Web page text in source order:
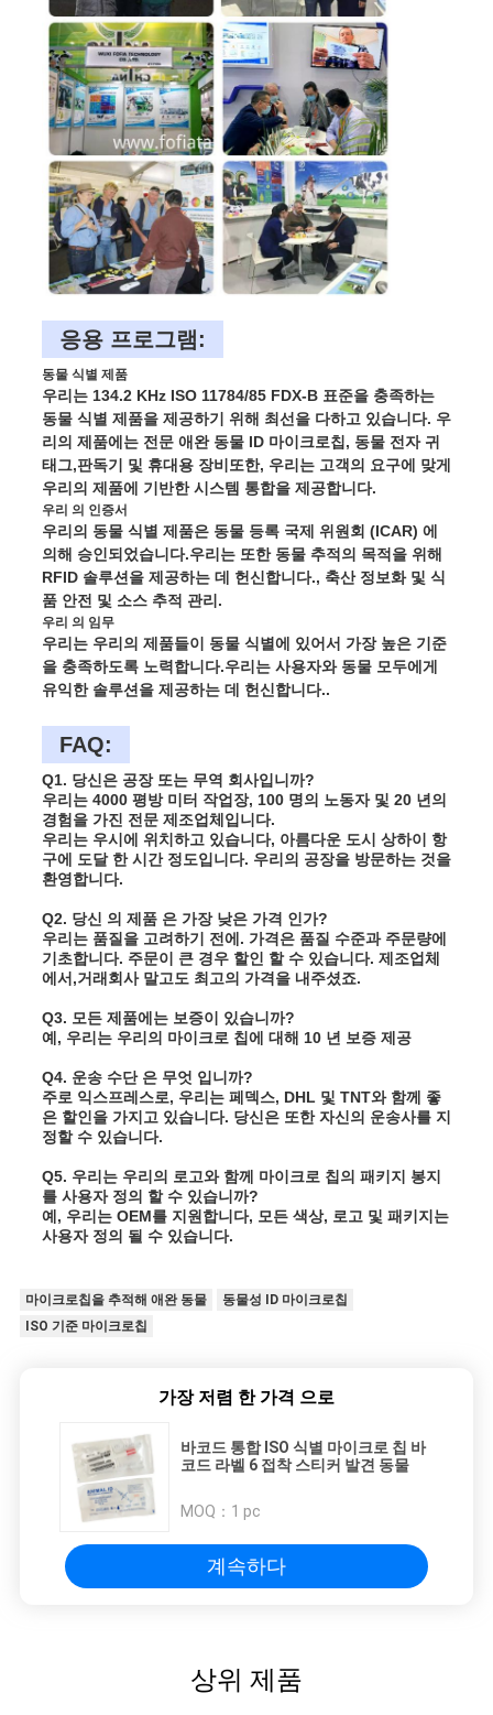
응용 프로그램:
동물 식별 제품
우리는 134.2 KHz ISO 11784/85 FDX-B 표준을 충족하는
동물 식별 제품을 제공하기 위해 최선을 다하고 있습니다. 우
리의 제품에는 전문 애완 동물 ID 마이크로칩, 동물 전자 귀
태그,판독기 및 휴대용 장비또한, 우리는 고객의 요구에 맞게
우리의 제품에 기반한 시스템 통합을 제공합니다.
우리 의 인증서
우리의 동물 식별 제품은 동물 등록 국제 위원회 (ICAR) 에
의해 승인되었습니다.우리는 또한 동물 추적의 목적을 위해
RFID 솔루션을 제공하는 데 헌신합니다., 축산 정보화 및 식
품 안전 및 소스 추적 관리.
우리 의 임무
우리는 우리의 제품들이 동물 식별에 있어서 가장 높은 기준
을 충족하도록 노력합니다.우리는 사용자와 동물 모두에게
유익한 솔루션을 제공하는 데 헌신합니다..
FAQ:
Q1. 당신은 공장 또는 무역 회사입니까?
우리는 4000 평방 미터 작업장, 100 명의 노동자 및 20 년의
경험을 가진 전문 제조업체입니다.
우리는 우시에 위치하고 있습니다, 아름다운 도시 상하이 항
구에 도달 한 시간 정도입니다. 우리의 공장을 방문하는 것을
환영합니다.
Q2. 당신 의 제품 은 가장 낮은 가격 인가?
우리는 품질을 고려하기 전에. 가격은 품질 수준과 주문량에
기초합니다. 주문이 큰 경우 할인 할 수 있습니다. 제조업체
에서,거래회사 말고도 최고의 가격을 내주셨죠.
Q3. 모든 제품에는 보증이 있습니까?
예, 우리는 우리의 마이크로 칩에 대해 10 년 보증 제공
Q4. 운송 수단 은 무엇 입니까?
주로 익스프레스로, 우리는 페덱스, DHL 및 TNT와 함께 좋
은 할인을 가지고 있습니다. 당신은 또한 자신의 운송사를 지
정할 수 있습니다.
Q5. 우리는 우리의 로고와 함께 마이크로 칩의 패키지 봉지
를 사용자 정의 할 수 있습니까?
예, 우리는 OEM를 지원합니다, 모든 색상, 로고 및 패키지는
사용자 정의 될 수 있습니다.
마이크로칩을 추적해 애완 동물
동물성 ID 마이크로칩
ISO 기준 마이크로칩
가장 저렴 한 가격 으로
바코드 통합 ISO 식별 마이크로 칩 바
코드 라벨 6 접착 스티커 발견 동물
MOQ： 1 pc
계속하다
상위 제품